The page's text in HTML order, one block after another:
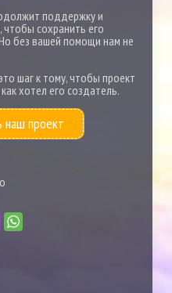
поддержку и
чтобы сохранить его
без вашей помощи нам не
шаг к тому, чтобы проект
хотел его создатель.
проект